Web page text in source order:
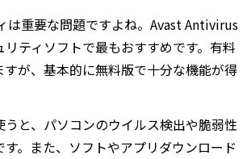
は重要な問題ですよね。Avast Antivirus
ティソフトで最もおすすめです。有料
が、基本的に無料版で十分な機能が得
うと、パソコンのウイルス検出や脆弱性
。また、ソフトやアプリダウンロード